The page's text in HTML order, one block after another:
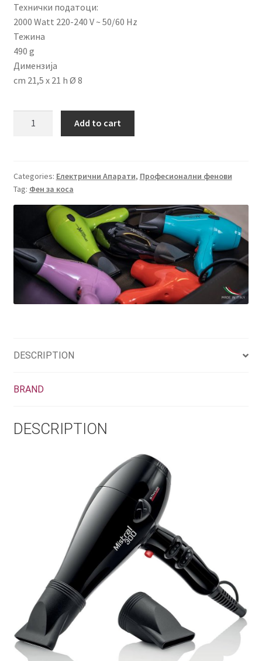
Технички податоци:
2000 Watt 220-240 V ~ 50/60 Hz
Тежина
490 g
Димензија
cm 21,5 x 21 h Ø 8
2000W
quantity
Add to cart
Categories: Електрични Апарати, Професионални фенови
Tag: Фен за коса
DESCRIPTION
BRAND
DESCRIPTION